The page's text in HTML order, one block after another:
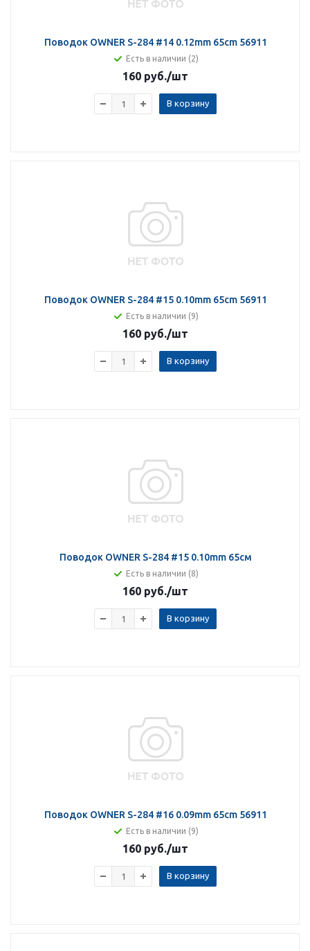
Поводок OWNER S-284 #14 0.12mm 65cm 56911
Есть в наличии (2)
160 руб./шт
В корзину
Поводок OWNER S-284 #15 0.10mm 65cm 56911
Есть в наличии (9)
160 руб./шт
В корзину
Поводок OWNER S-284 #15 0.10mm 65см
Есть в наличии (8)
160 руб./шт
В корзину
Поводок OWNER S-284 #16 0.09mm 65cm 56911
Есть в наличии (9)
160 руб./шт
В корзину